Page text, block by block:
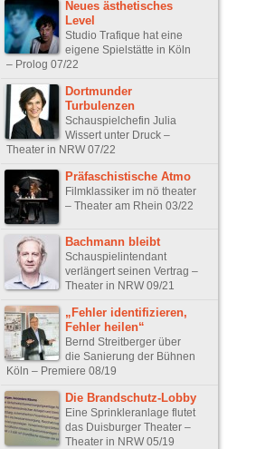
Neues ästhetisches
Level
Studio Trafique hat eine
eigene Spielstätte in Köln
– Prolog 07/22
Dortmunder
Turbulenzen
Schauspielchefin Julia
Wissert unter Druck –
Theater in NRW 07/22
Präfaschistische Atmo
Filmklassiker im nö theater
– Theater am Rhein 03/22
Bachmann bleibt
Schauspielintendant
verlängert seinen Vertrag –
Theater in NRW 09/21
„Fehler identifizieren,
Fehler heilen“
Bernd Streitberger über
die Sanierung der Bühnen
Köln – Premiere 08/19
Die Brandschutz-Lobby
Eine Sprinkleranlage flutet
das Duisburger Theater –
Theater in NRW 05/19